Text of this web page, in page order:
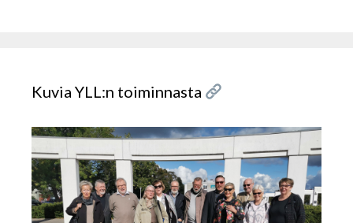
Kuvia YLL:n toiminnasta